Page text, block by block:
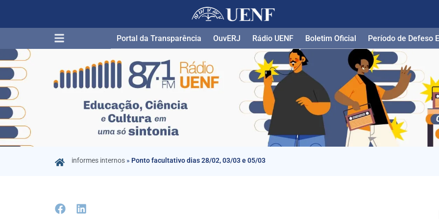
Portal da Transparência​ OuvERJ Rádio UENF Boletim Oficial Período de Defeso
informes internos » Ponto facultativo dias 28/02, 03/03 e 05/03